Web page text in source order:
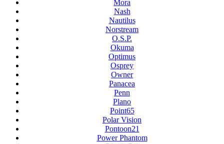
Mora
Nash
Nautilus
Norstream
O.S.P.
Okuma
Optimus
Osprey
Owner
Panacea
Penn
Plano
Point65
Polar Vision
Pontoon21
Power Phantom